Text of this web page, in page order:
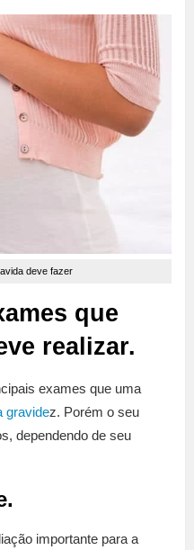
deve fazer
que
realizar.
exames que uma
gravidez. Porém o seu
dependendo de seu
importante para a